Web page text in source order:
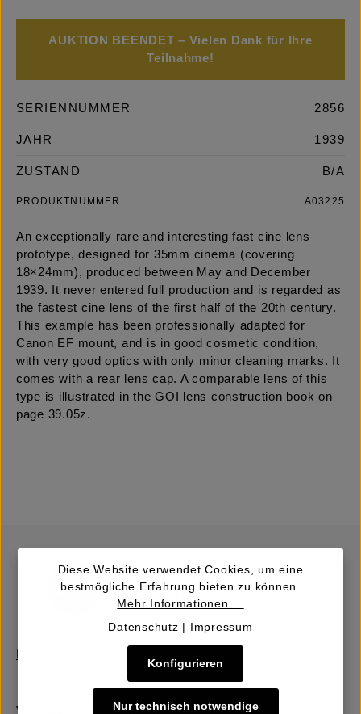
AUKTION BEENDET – Vielen Dank für Ihre
Teilnahme!
SERIENNUMMER 2856
JAHR 1939
ZUSTAND B/A
PRODUKTNUMMER A03225
An exceptionally rare and interesting fast cine lens
prototype, designed for 35mm cinema (covering
18×24mm), produced between May and December
1939. It never entered full production and is regarded as
the fastest cine lens of the first half of the 20th century.
This example has been professionally adapted for
Canon EF mount, and is in good cosmetic condition,
with very good optics with only minor cleaning marks. It
comes with a rear lens cap. A comparable lens of this
type is illustrated in the GOI lens construction book on
page 39.05z.
Diese Website verwendet Cookies, um eine
bestmögliche Erfahrung bieten zu können.
Mehr Informationen ...
Datenschutz | Impressum
Nur technisch notwendige
Konfigurieren